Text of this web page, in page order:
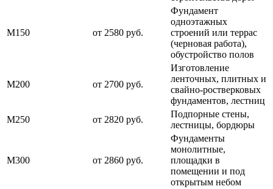
М150 от 2580 руб.
Фундамент
одноэтажных
строений или террас
(черновая работа),
обустройство полов
М200 от 2700 руб.
Изготовление
ленточных, плитных и
свайно-ростверковых
фундаментов, лестниц
М250
от 2820 руб.
Подпорные стены,
лестницы, бордюры
М300 от 2860 руб.
Фундаменты
монолитные,
площадки в
помещении и под
открытым небом